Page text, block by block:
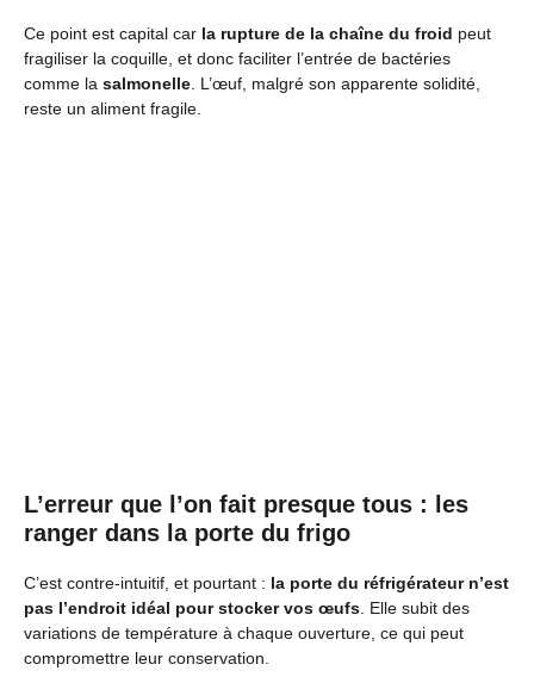
Ce point est capital car la rupture de la chaîne du froid peut
fragiliser la coquille, et donc faciliter l’entrée de bactéries
comme la salmonelle . L’œuf, malgré son apparente solidité,
reste un aliment fragile.
L’erreur que l’on fait presque tous : les
ranger dans la porte du frigo
C’est contre-intuitif, et pourtant : la porte du réfrigérateur n’est
pas l’endroit idéal pour stocker vos œufs . Elle subit des
variations de température à chaque ouverture, ce qui peut
compromettre leur conservation.